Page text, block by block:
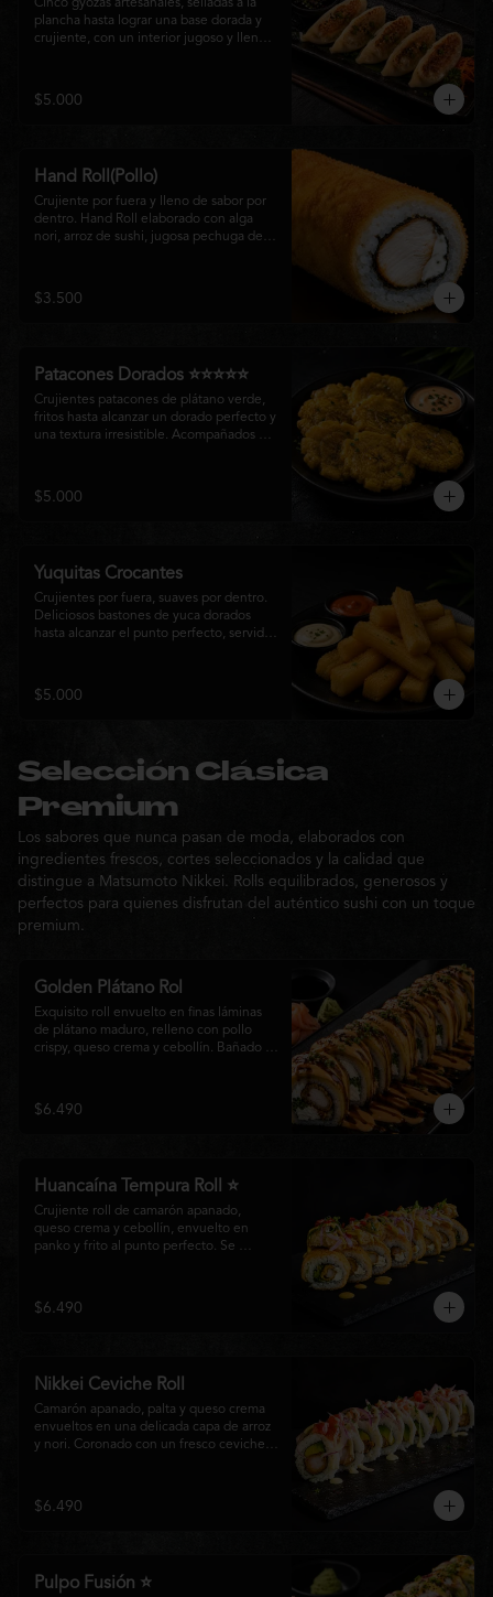
Cinco gyozas artesanales, selladas a la
plancha hasta lograr una base dorada y
crujiente, con un interior jugoso y lleno
perfecto entre tradición japonesa y la
esencia de la cocina nikkei, ideales para
$5.000
Hand Roll(Pollo)
Crujiente por fuera y lleno de sabor por
dentro. Hand Roll elaborado con alga
nori, arroz de sushi, jugosa pechuga de
combinación perfecta de textura y
cremosidad que convierte este clásico en
$3.500
Patacones Dorados ⭐⭐⭐⭐⭐
Crujientes patacones de plátano verde,
fritos hasta alcanzar un dorado perfecto y
una textura irresistible. Acompañados de
disfrutar como entrada con el auténtico
sabor de la cocina nikkei.
$5.000
Yuquitas Crocantes
Crujientes por fuera, suaves por dentro.
Deliciosos bastones de yuca dorados
hasta alcanzar el punto perfecto, servidos
compartir o complementar cualquier
experiencia Matsumoto Nikkei.
$5.000
Selección Clásica
Premium
Los sabores que nunca pasan de moda, elaborados con
ingredientes frescos, cortes seleccionados y la calidad que
distingue a Matsumoto Nikkei. Rolls equilibrados, generosos y
perfectos para quienes disfrutan del auténtico sushi con un toque
premium.
Golden Plátano Rol
Exquisito roll envuelto en finas láminas
de plátano maduro, relleno con pollo
crispy, queso crema y cebollín. Bañado
tostado y cebollín fresco. Una
combinación perfecta entre el dulzor del
$6.490
Huancaína Tempura Roll ⭐
Crujiente roll de camarón apanado,
queso crema y cebollín, envuelto en
panko y frito al punto perfecto. Se
y una sedosa salsa huancaína, finalizada
con toques de pimentón rojo fresco que
$6.490
Nikkei Ceviche Roll
Camarón apanado, palta y queso crema
envueltos en una delicada capa de arroz
y nori. Coronado con un fresco ceviche
creando un equilibrio perfecto entre
frescura, cremosidad y crocancia en cada
$6.490
Pulpo Fusión ⭐